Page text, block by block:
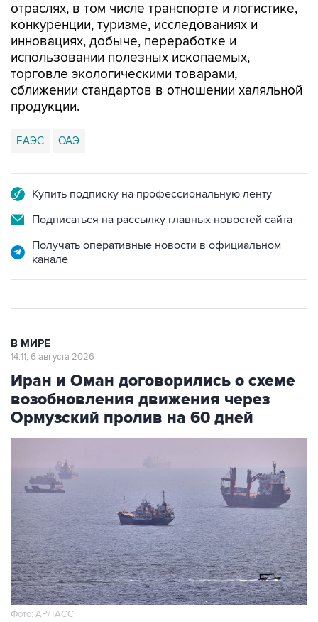
отраслях, в том числе транспорте и логистике,
конкуренции, туризме, исследованиях и
инновациях, добыче, переработке и
использовании полезных ископаемых,
торговле экологическими товарами,
сближении стандартов в отношении халяльной
продукции.
ЕАЭС ОАЭ
Купить подписку на профессиональную ленту
Подписаться на рассылку главных новостей сайта
Получать оперативные новости в официальном
канале
В МИРЕ
14:11, 6 августа 2026
Иран и Оман договорились о схеме
возобновления движения через
Ормузский пролив на 60 дней
Фото: AP/ТАСС